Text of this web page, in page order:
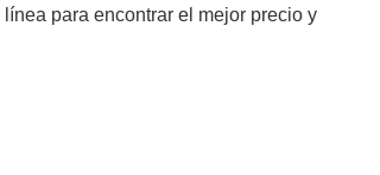
para encontrar el mejor precio y